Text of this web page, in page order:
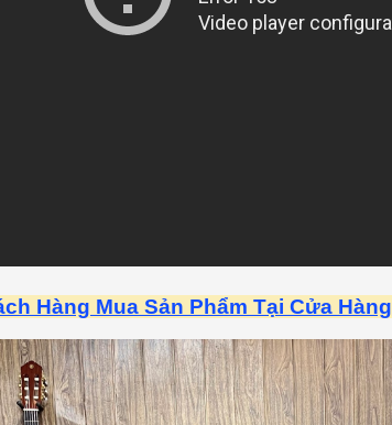
Hàng Mua Sản Phẩm Tại Cửa Hàng